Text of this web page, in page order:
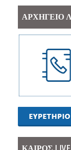
ΑΡΧΗΓΕΙΟ